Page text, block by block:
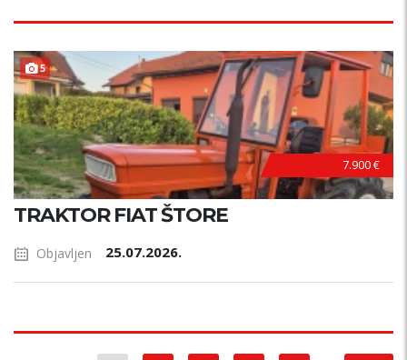
5
7.900 €
TRAKTOR FIAT ŠTORE
Objavljen 25.07.2026.